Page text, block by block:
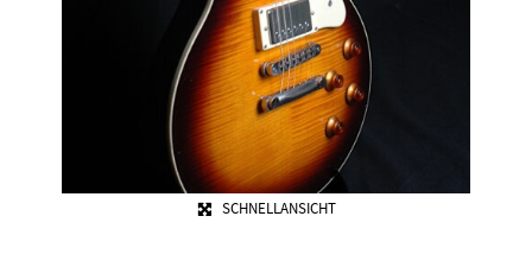
SCHNELLANSICHT